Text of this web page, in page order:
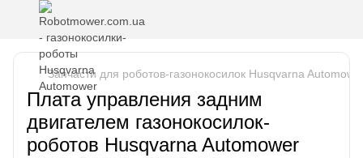
Запчасти для роботов-газонокосилок Husqvarna
Плата управления задним
двигателем газонокосилок-
роботов Husqvarna Automower